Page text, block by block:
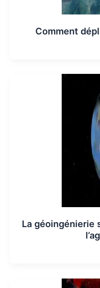
Comment
La géoingénierie